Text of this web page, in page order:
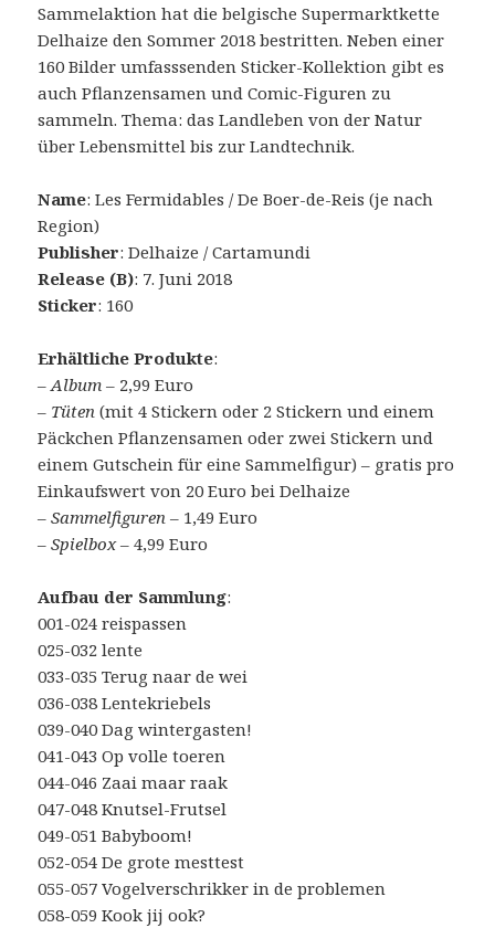
Sammelaktion hat die belgische Supermarktkette
Delhaize den Sommer 2018 bestritten. Neben einer
160 Bilder umfasssenden Sticker-Kollektion gibt es
auch Pflanzensamen und Comic-Figuren zu
sammeln. Thema: das Landleben von der Natur
über Lebensmittel bis zur Landtechnik.
Name: Les Fermidables / De Boer-de-Reis (je nach
Region)
Publisher: Delhaize / Cartamundi
Release (B): 7. Juni 2018
Sticker: 160
Erhältliche Produkte:
–Album – 2,99 Euro
– Tüten (mit 4 Stickern oder 2 Stickern und einem
Päckchen Pflanzensamen oder zwei Stickern und
einem Gutschein für eine Sammelfigur) – gratis pro
Einkaufswert von 20 Euro bei Delhaize
–Sammelfiguren – 1,49 Euro
–Spielbox– 4,99 Euro
Aufbau der Sammlung:
001-024 reispassen
025-032 lente
033-035 Terug naar de wei
036-038 Lentekriebels
039-040 Dag wintergasten!
041-043 Op volle toeren
044-046 Zaai maar raak
047-048 Knutsel-Frutsel
049-051 Babyboom!
052-054 De grote mesttest
055-057 Vogelverschrikker in de problemen
058-059 Kook jij ook?